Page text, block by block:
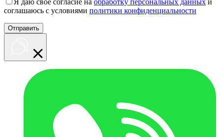
Я даю свое согласие на обработку персональных данных и
соглашаюсь с условиями политики конфиденциальности